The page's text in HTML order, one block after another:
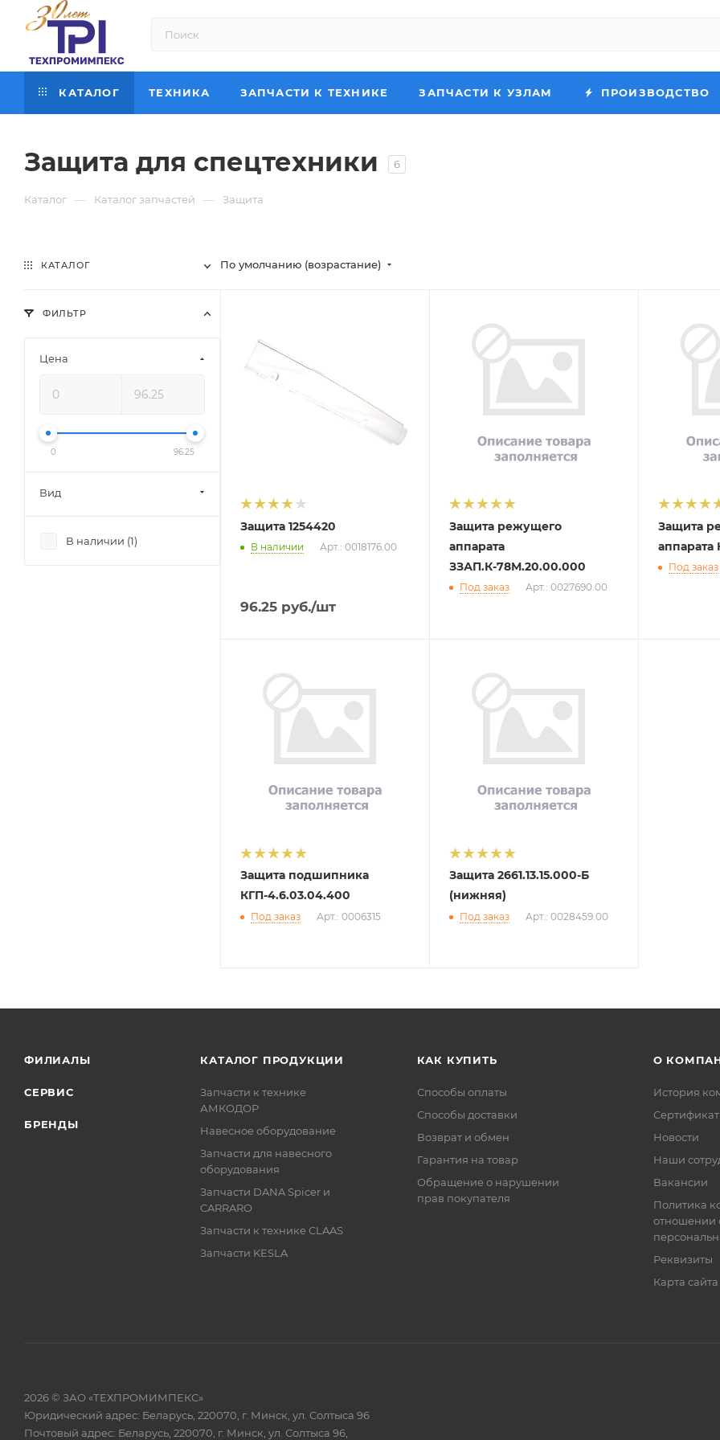
КАТАЛОГ ТЕХНИКА ЗАПЧАСТИ К ТЕХНИКЕ ЗАПЧАСТИ К УЗЛАМ ПРОИЗВОДСТВО
Защита для спецтехники 6
Каталог — Каталог запчастей — Защита
По умолчанию (возрастание)
Защита 1254420
В наличии Арт.: 0018176.00
96.25 руб./шт
Защита режущего
аппарата
ЗЗАП.К-78М.20.00.000
Под заказ Арт.: 0027690.00
Защита
Под заказ
Защита подшипника
КГП-4.6.03.04.400
Под заказ Арт.: 0006315
Защита 2661.13.15.000-Б
(нижняя)
Под заказ Арт.: 0028459.00
КАТАЛОГ
ФИЛЬТР
Цена
0 96.25
Вид
В наличии (1)
ФИЛИАЛЫ
СЕРВИС
БРЕНДЫ
КАТАЛОГ ПРОДУКЦИИ
Запчасти к технике
АМКОДОР
Навесное оборудование
Запчасти для навесного
оборудования
Запчасти DANA Spicer и
CARRARO
Запчасти к технике CLAAS
Запчасти KESLA
КАК КУПИТЬ
Способы оплаты
Способы доставки
Возврат и обмен
Гарантия на товар
Обращение о нарушении
прав покупателя
О
История
Новости
Наши
Вакансии
Политика
отношении
Реквизиты
Карта сайта
2026 © ЗАО «ТЕХПРОМИМПЕКС»
Юридический адрес: Беларусь, 220070, г. Минск, ул. Солтыса 96
Почтовый адрес: Беларусь, 220070, г. Минск, ул. Солтыса 96,